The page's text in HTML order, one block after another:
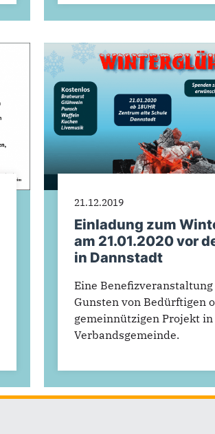
21.12.2019
Einladung zum
am 21.01.2020 vor
in Dannstadt
Eine Benefizveranstaltung
Gunsten von Bedürftigen
gemeinnützigen Projekt
Verbandsgemeinde.